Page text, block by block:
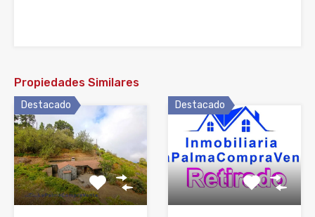
Propiedades Similares
Destacado Destacado